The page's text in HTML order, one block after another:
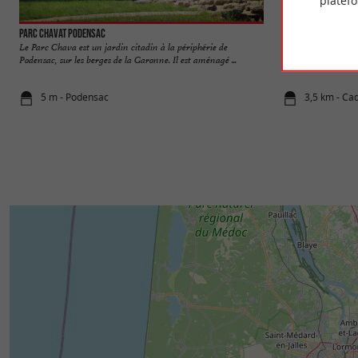
Parc Chavat Podensac
Le Parc Chava est un jardin citadin à la périphérie de
Podensac, sur les berges de la Garonne. Il est aménagé ...
5 m - Podensac 3,5 km -